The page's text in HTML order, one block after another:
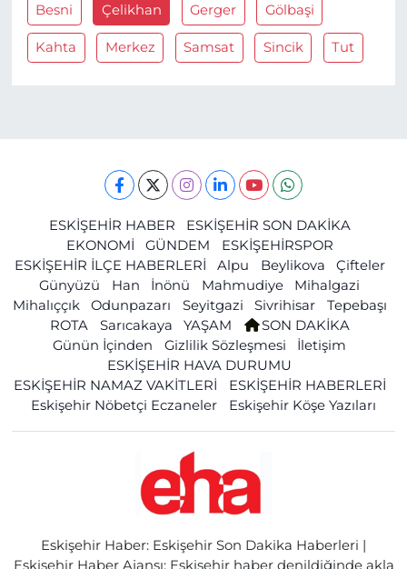
Besni Çelikhan Gerger Gölbaşi
Kahta Merkez Samsat Sincik Tut
ESKİŞEHİR HABER
ESKİŞEHİR SON DAKİKA
EKONOMİ
GÜNDEM
ESKİŞEHİRSPOR
ESKİŞEHİR İLÇE HABERLERİ
Alpu Beylikova
Çifteler
Günyüzü
Han İnönü Mahmudiye
Mihalgazi
Mihalıççık
Odunpazarı Seyitgazi Sivrihisar
Tepebaşı
ROTA
Sarıcakaya YAŞAM
SON DAKİKA
Günün İçinden
Gizlilik Sözleşmesi
İletişim
ESKİŞEHİR HAVA DURUMU
ESKİŞEHİR NAMAZ VAKİTLERİ
ESKİŞEHİR HABERLERİ
Eskişehir Nöbetçi Eczaneler
Eskişehir Köşe Yazıları
Eskişehir Haber: Eskişehir Son Dakika Haberleri |
Eskişehir Haber Ajansı: Eskişehir haber denildiğinde akla